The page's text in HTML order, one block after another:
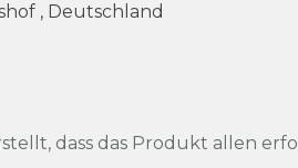
, Deutschland
dass das Produkt allen